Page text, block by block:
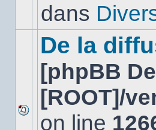
dansdans
Aucun
De la
[phpBB
[ROOT]/
on line